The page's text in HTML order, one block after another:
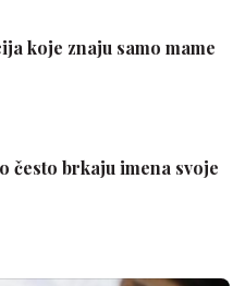
koje znaju samo mame
često brkaju imena svoje